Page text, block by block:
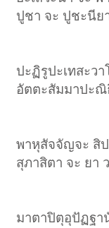
ปูชา จะ ปูชะนีย
ปะฏิรูปะเทสะว
อัตตะสัมมาปะณิ
พาหุสัจจัญจะ สิ
สุภาสิตา จะ ยา
มาตาปิตุอุปัฏฐา